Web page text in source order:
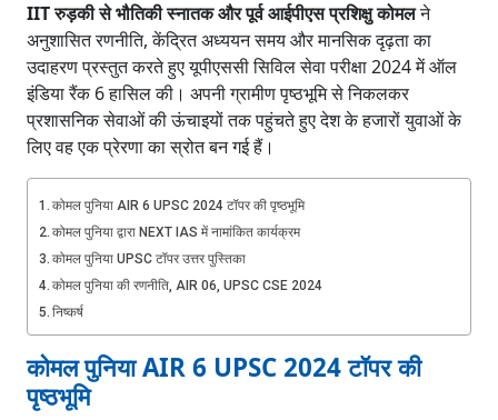
IIT रुड़की से भौतिकी स्नातक और पूर्व आईपीएस प्रशिक्षु कोमलने
अनुशासित रणनीति, केंद्रित अध्ययन समय और मानसिक दृढ़ता का
उदाहरण प्रस्तुत करते हुए यूपीएससी सिविल सेवा परीक्षा 2024 में ऑल
इंडिया रैंक 6 हासिल की। अपनी ग्रामीण पृष्ठभूमि से निकलकर
प्रशासनिक सेवाओं की ऊंचाइयों तक पहुंचते हुए देश के हजारों युवाओं के
लिए वह एक प्रेरणा का स्रोत बन गई हैं।
कोमल पुनिया AIR 6 UPSC 2024 टॉपर की पृष्ठभूमि
कोमल पुनिया द्वारा NEXT IAS में नामांकित कार्यक्रम
कोमल पुनिया UPSC टॉपर उत्तर पुस्तिका
कोमल पुनिया की रणनीति, AIR 06, UPSC CSE 2024
निष्कर्ष
कोमल पुनिया AIR 6 UPSC 2024 टॉपर की
पृष्ठभूमि